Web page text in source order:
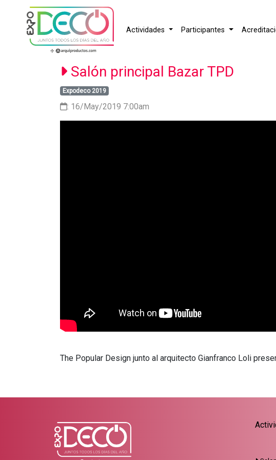
Actividades Participantes
Salón principal Bazar TPD
Expodeco 2019
: 16/May/2019 7:00am
The Popular Design junto al arquitecto Gianfranco Loli